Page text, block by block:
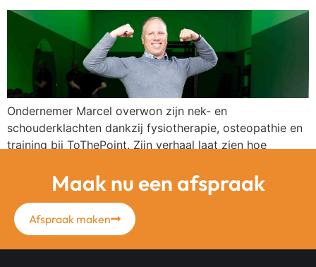
Ondernemer Marcel overwon zijn nek- en
schouderklachten dankzij fysiotherapie, osteopathie en
training bij ToThePoint. Zijn verhaal laat zien hoe
Maak nu een afspraak
Afspraak maken